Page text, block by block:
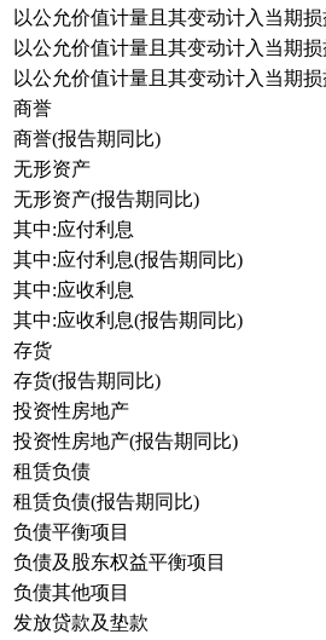
以公允价值计量且其变动计入当期
以公允价值计量且其变动计入当期
以公允价值计量且其变动计入当期
商誉
商誉(报告期同比)
无形资产
无形资产(报告期同比)
其中:应付利息
其中:应付利息(报告期同比)
其中:应收利息
其中:应收利息(报告期同比)
存货
存货(报告期同比)
投资性房地产
投资性房地产(报告期同比)
租赁负债
租赁负债(报告期同比)
负债平衡项目
负债及股东权益平衡项目
负债其他项目
发放贷款及垫款